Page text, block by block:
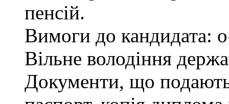
пенсій.
Вимоги до кандидата:
Вільне володіння
Документи, що